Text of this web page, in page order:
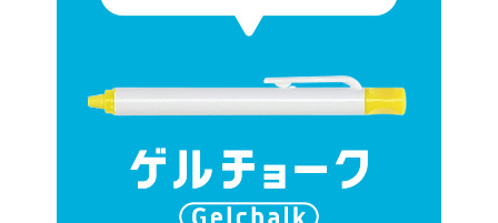
玩具
産業資材